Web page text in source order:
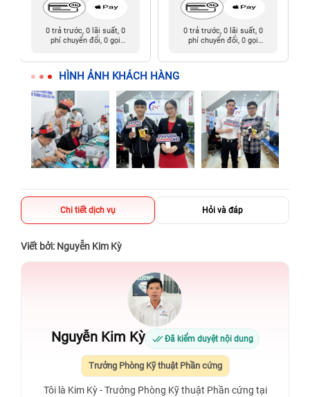
0 trả trước, 0 lãi suất, 0
phí chuyển đổi, 0 gọi
0 trả trước, 0 lãi suất, 0
phí chuyển đổi, 0 gọi
HÌNH ẢNH KHÁCH HÀNG
Chi tiết dịch vụ Hỏi và đáp
Viết bởi: Nguyễn Kim Kỳ
Nguyễn Kim Kỳ Đã kiểm duyệt nội dung
Trưởng Phòng Kỹ thuật Phần cứng
Tôi là Kim Kỳ - Trưởng Phòng Kỹ thuật Phần cứng tại